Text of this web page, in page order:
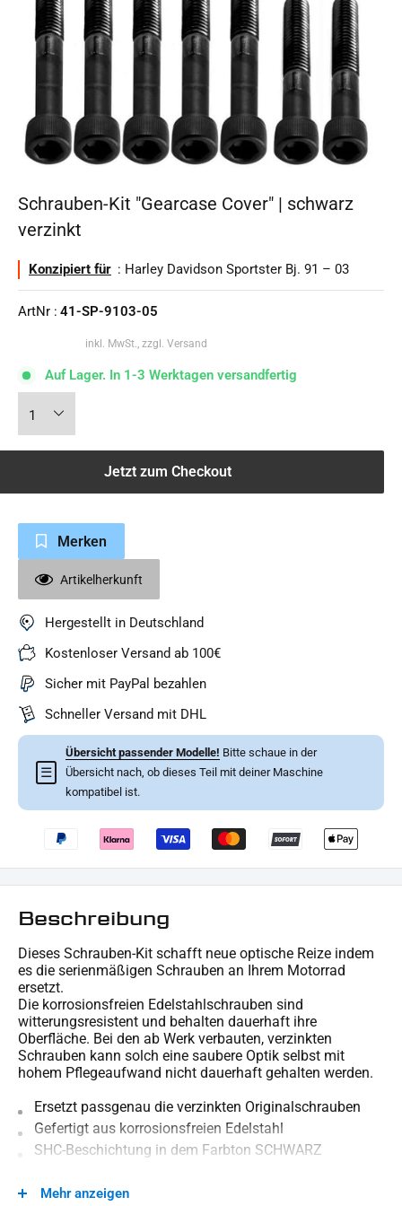
Schrauben-Kit "Gearcase Cover" | schwarz
verzinkt
Konzipiert für : Harley Davidson Sportster Bj. 91 – 03
ArtNr : 41-SP-9103-05
inkl. MwSt., zzgl. Versand
Auf Lager. In 1-3 Werktagen versandfertig
Jetzt zum Checkout
Merken
Artikelherkunft
Hergestellt in Deutschland
Kostenloser Versand ab 100€
Sicher mit PayPal bezahlen
Schneller Versand mit DHL
☰
Übersicht passender Modelle! Bitte schaue in der
Übersicht nach, ob dieses Teil mit deiner Maschine
kompatibel ist.
Beschreibung
Dieses Schrauben-Kit schafft neue optische Reize indem
es die serienmäßigen Schrauben an Ihrem Motorrad
ersetzt.
Die korrosionsfreien Edelstahlschrauben sind
witterungsresistent und behalten dauerhaft ihre
Oberfläche. Bei den ab Werk verbauten, verzinkten
Schrauben kann solch eine saubere Optik selbst mit
hohem Pflegeaufwand nicht dauerhaft gehalten werden.
Ersetzt passgenau die verzinkten Originalschrauben
Gefertigt aus korrosionsfreien Edelstahl
SHC-Beschichtung in dem Farbton SCHWARZ
Pflegeaufwand
Mehr anzeigen